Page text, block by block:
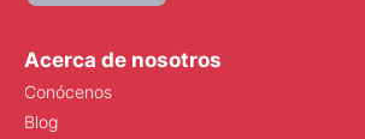
Acerca de nosotros
Conócenos
Blog